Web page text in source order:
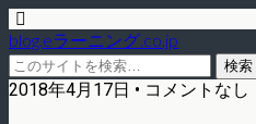
blog.eラーニング.co.jp
2018年4月17日 • コメントなし